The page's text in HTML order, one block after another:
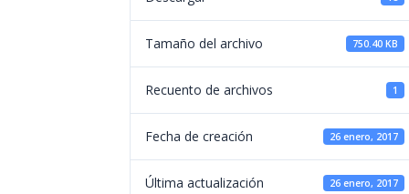
Tamaño del archivo 750.40 KB
Recuento de archivos 1
Fecha de creación 26 enero, 2017
Última actualización 26 enero, 2017